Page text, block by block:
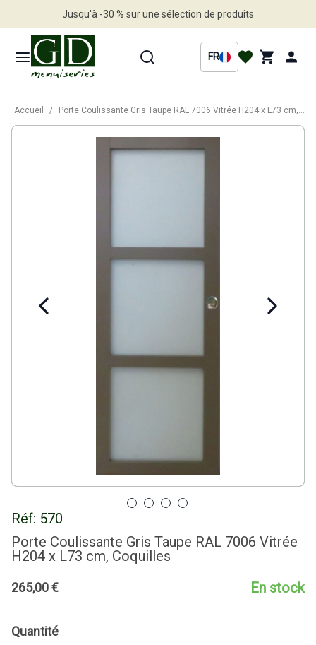
Jusqu'à -30 % sur une sélection de produits
FR
Accueil / Porte Coulissante Gris Taupe RAL 7006 Vitrée H204 x L73 cm, Coquilles
Réf: 570
Porte Coulissante Gris Taupe RAL 7006 Vitrée
H204 x L73 cm, Coquilles
265,00€ En stock
Quantité